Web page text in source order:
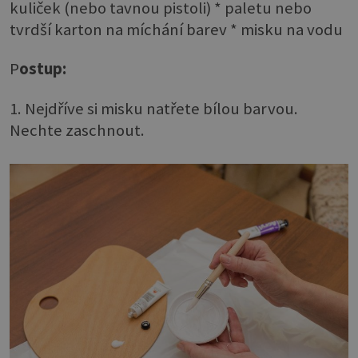
kuliček (nebo tavnou pistoli) * paletu nebo
tvrdší karton na míchání barev * misku na vodu
Postup:
1. Nejdříve si misku natřete bílou barvou.
Nechte zaschnout.